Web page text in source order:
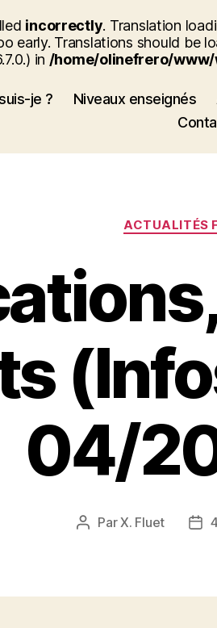
incorrectly. Translation
early. Translations should be
in /home/olinefrero/
je ? Niveaux enseignés
ACTUALITÉS
04/
Auteur
ParX. Fluet